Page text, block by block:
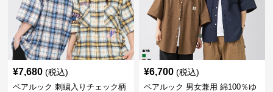
¥7,680 (税込)
ペアルック 刺繍入りチェック柄
¥6,700 (税込)
ペアルック 男女兼用 綿100％ゆ